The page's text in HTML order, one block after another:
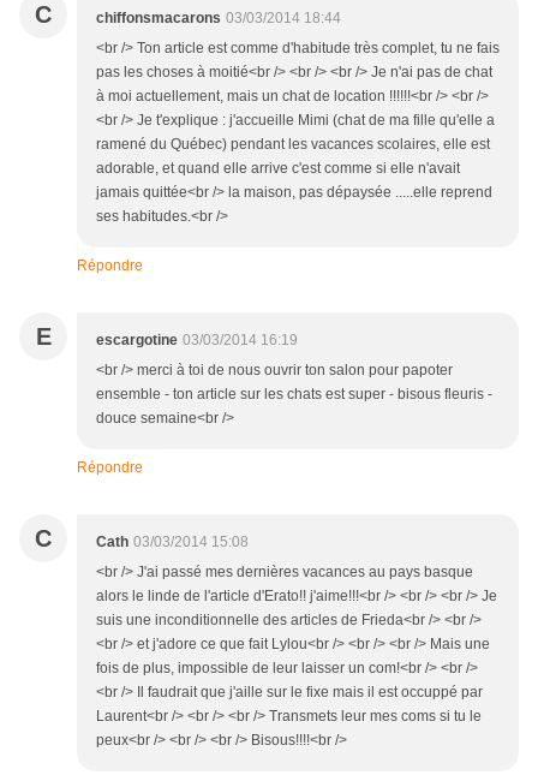
C chiffonsmacarons 03/03/2014 18:44
<br /> Ton article est comme d'habitude très complet, tu ne fais
pas les choses à moitié<br /> <br /> <br /> Je n'ai pas de chat
à moi actuellement, mais un chat de location !!!!!!<br /> <br />
<br /> Je t'explique : j'accueille Mimi (chat de ma fille qu'elle a
ramené du Québec) pendant les vacances scolaires, elle est
adorable, et quand elle arrive c'est comme si elle n'avait
jamais quittée<br /> la maison, pas dépaysée .....elle reprend
ses habitudes.<br />
Répondre
E escargotine 03/03/2014 16:19
<br /> merci à toi de nous ouvrir ton salon pour papoter
ensemble - ton article sur les chats est super - bisous fleuris -
douce semaine<br />
Répondre
C Cath 03/03/2014 15:08
<br /> J'ai passé mes dernières vacances au pays basque
alors le linde de l'article d'Erato!! j'aime!!!<br /> <br /> <br /> Je
suis une inconditionnelle des articles de Frieda<br /> <br />
<br /> et j'adore ce que fait Lylou<br /> <br /> <br /> Mais une
fois de plus, impossible de leur laisser un com!<br /> <br />
<br /> Il faudrait que j'aille sur le fixe mais il est occuppé par
Laurent<br /> <br /> <br /> Transmets leur mes coms si tu le
peux<br /> <br /> <br /> Bisous!!!!<br />